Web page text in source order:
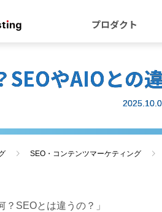
プロダクト
SEOやAIOとの
SEO・コンテンツマーケティング
？SEOとは違うの？」